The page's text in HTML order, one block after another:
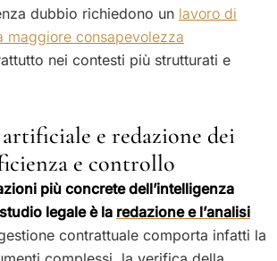
dubbio richiedono un lavoro di
maggiore consapevolezza
nei contesti più strutturati e
e redazione dei
e controllo
più concrete dell’intelligenza
legale è la redazione e l’analisi
contrattuale comporta infatti la